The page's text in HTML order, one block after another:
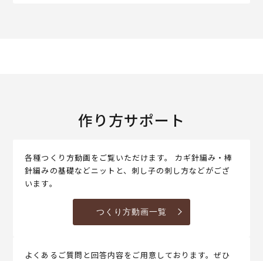
作り方サポート
各種つくり方動画をご覧いただけます。 カギ針編み・棒
針編みの基礎などニットと、刺し子の刺し方などがござ
います。
つくり方動画一覧
よくあるご質問と回答内容をご用意しております。ぜひ